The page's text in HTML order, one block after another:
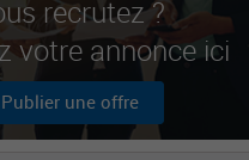
recrutez ?
votre annonce ici
Publier une offre